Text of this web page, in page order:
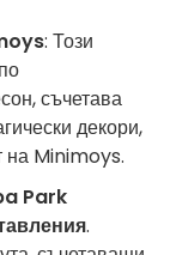
: Този
съчетава
декори,
на Minimoys.
Park
.